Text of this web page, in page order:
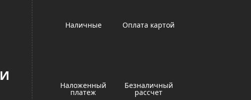
Наличные Оплата картой
Наложенный
платеж
Безналичный
рассчет